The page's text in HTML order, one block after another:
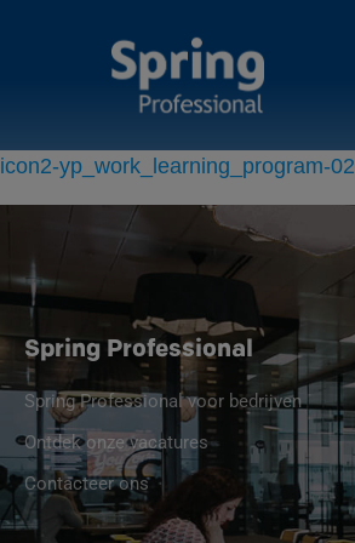
icon2-yp_work_learning_program-02
Spring Professional
Spring Professional voor bedrijven
Ontdek onze vacatures
Contacteer ons